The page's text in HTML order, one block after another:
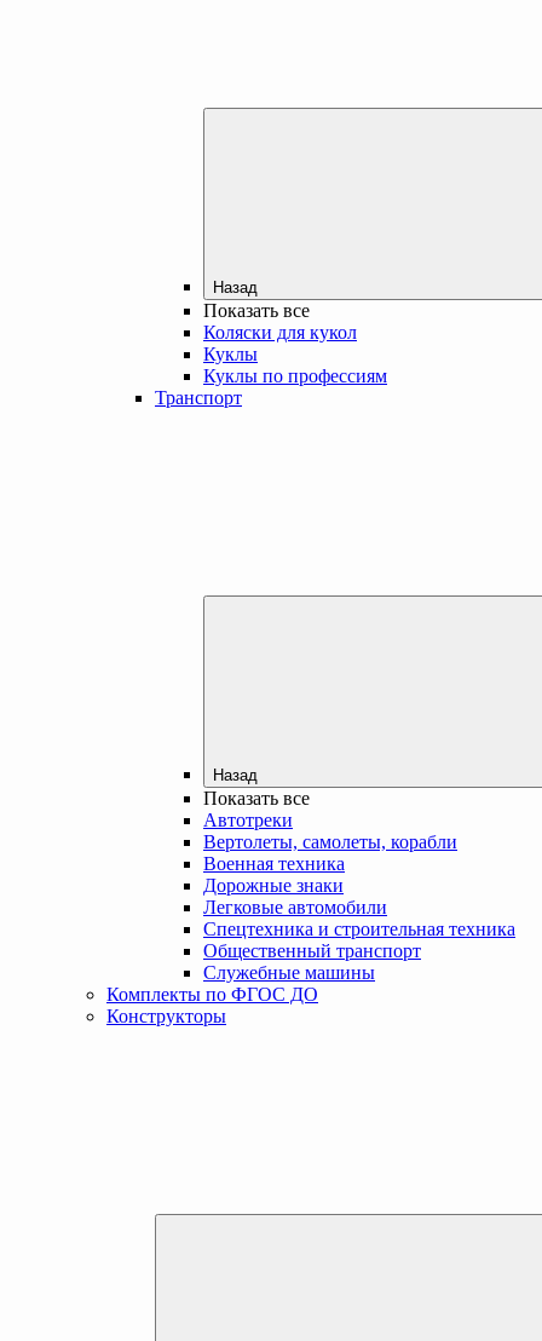
Назад
Показать все
Коляски для кукол
Куклы
Куклы по профессиям
Транспорт
Назад
Показать все
Автотреки
Вертолеты, самолеты, корабли
Военная техника
Дорожные знаки
Легковые автомобили
Спецтехника и строительная техника
Общественный транспорт
Служебные машины
Комплекты по ФГОС ДО
Конструкторы